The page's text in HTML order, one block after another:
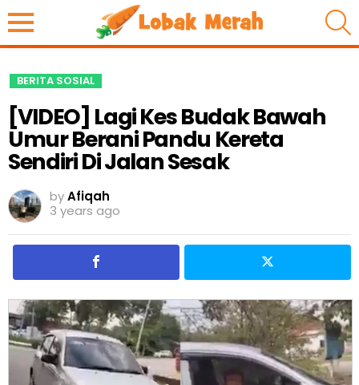
BERITA SOSIAL
[VIDEO] Lagi Kes Budak Bawah
Umur Berani Pandu Kereta
Sendiri Di Jalan Sesak
byAfiqah
3 years ago